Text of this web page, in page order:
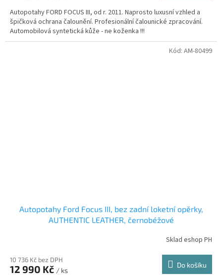
Autopotahy FORD FOCUS III, od r. 2011. Naprosto luxusní vzhled a
špičková ochrana čalounění. Profesionální čalounické zpracování.
Automobilová syntetická kůže - ne koženka !!!
Autopotahy Ford Focus III, bez zadní loketní opěrky,
AUTHENTIC LEATHER, černobéžové
Sklad eshop PH
10 736 Kč bez DPH
12 990 Kč / ks
Do košíku
Kód: AM-80499